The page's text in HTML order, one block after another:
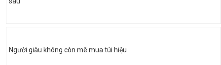
Người giàu không còn mê mua túi hiệu